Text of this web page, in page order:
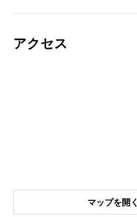
アクセス
マップを開く